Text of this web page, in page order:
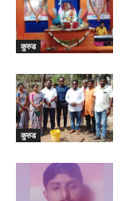
कुरुड
कुरुड